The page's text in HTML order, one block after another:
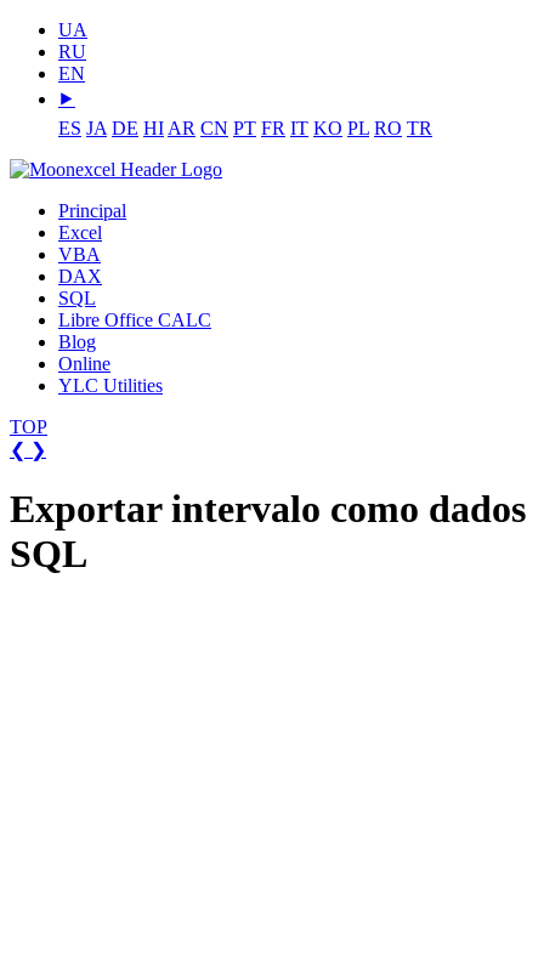
UA
RU
EN
⯈
ES JA DE HI AR CN PT FR IT KO PL RO TR
Principal
Excel
VBA
DAX
SQL
Libre Office CALC
Blog
Online
YLC Utilities
TOP
❮ ❯
Exportar intervalo como dados
SQL